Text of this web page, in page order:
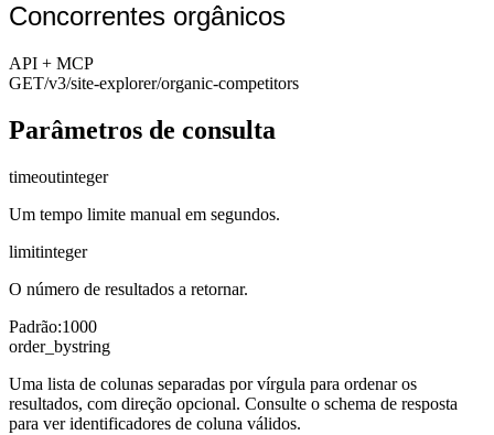
Concorrentes orgânicos
API + MCP
GET/v3/site-explorer/organic-competitors
Parâmetros de consulta
timeoutinteger
Um tempo limite manual em segundos.
limitinteger
O número de resultados a retornar.
Padrão:1000
order_bystring
Uma lista de colunas separadas por vírgula para ordenar os
resultados, com direção opcional. Consulte o schema de resposta
para ver identificadores de coluna válidos.